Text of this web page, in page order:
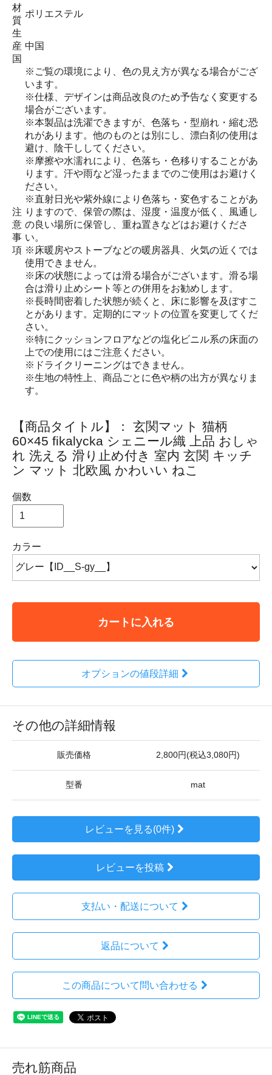
材
質
ポリエステル
生
産
国
中国
注
意
事
項
※ご覧の環境により、色の見え方が異なる場合がござ
います。
※仕様、デザインは商品改良のため予告なく変更する
場合がございます。
※本製品は洗濯できますが、色落ち・型崩れ・縮む恐
れがあります。他のものとは別にし、漂白剤の使用は
避け、陰干ししてください。
※摩擦や水濡れにより、色落ち・色移りすることがあ
ります。汗や雨など湿ったままでのご使用はお避けく
ださい。
※直射日光や紫外線により色落ち・変色することがあ
りますので、保管の際は、湿度・温度が低く、風通し
の良い場所に保管し、重ね置きなどはお避けくださ
い。
※床暖房やストーブなどの暖房器具、火気の近くでは
使用できません。
※床の状態によっては滑る場合がございます。滑る場
合は滑り止めシート等との併用をお勧めします。
※長時間密着した状態が続くと、床に影響を及ぼすこ
とがあります。定期的にマットの位置を変更してくだ
さい。
※特にクッションフロアなどの塩化ビニル系の床面の
上での使用にはご注意ください。
※ドライクリーニングはできません。
※生地の特性上、商品ごとに色や柄の出方が異なりま
す。
【商品タイトル】： 玄関マット 猫柄
60×45 fikalycka シェニール織 上品 おしゃ
れ 洗える 滑り止め付き 室内 玄関 キッチ
ン マット 北欧風 かわいい ねこ
個数
カラー
カートに入れる
オプションの値段詳細
その他の詳細情報
販売価格 2,800円(税込3,080円)
型番 mat
レビューを見る(0件)
レビューを投稿
支払い・配送について
返品について
この商品について問い合わせる
売れ筋商品